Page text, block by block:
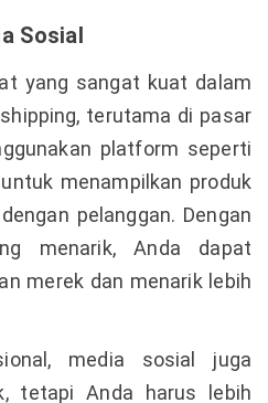
Sosial
yang sangat kuat dalam
terutama di pasar
platform seperti
menampilkan produk
pelanggan. Dengan
menarik, Anda dapat
merek dan menarik lebih
media sosial juga
tetapi Anda harus lebih